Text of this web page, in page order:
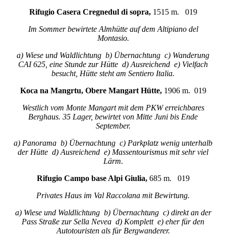
Rifugio Casera Cregnedul di sopra,1515 m. 019
Im Sommer bewirtete Almhütte auf dem Altipiano del
Montasio.
a) Wiese und Waldlichtung b) Übernachtung c) Wanderung
CAI 625, eine Stunde zur Hütte d) Ausreichend e) Vielfach
besucht, Hütte steht am Sentiero Italia.
Koca na Mangrtu, Obere Mangart Hütte, 1906 m. 019
Westlich vom Monte Mangart mit dem PKW erreichbares
Berghaus. 35 Lager, bewirtet von Mitte Juni bis Ende
September.
a) Panorama b) Übernachtung c) Parkplatz wenig unterhalb
der Hütte d) Ausreichend e) Massentourismus mit sehr viel
Lärm.
Rifugio Campo base Alpi Giulia, 685 m. 019
Privates Haus im Val Raccolana mit Bewirtung.
a) Wiese und Waldlichtung b) Übernachtung c) direkt an der
Pass Straße zur Sella Nevea d) Komplett e) eher für den
Autotouristen als für Bergwanderer.